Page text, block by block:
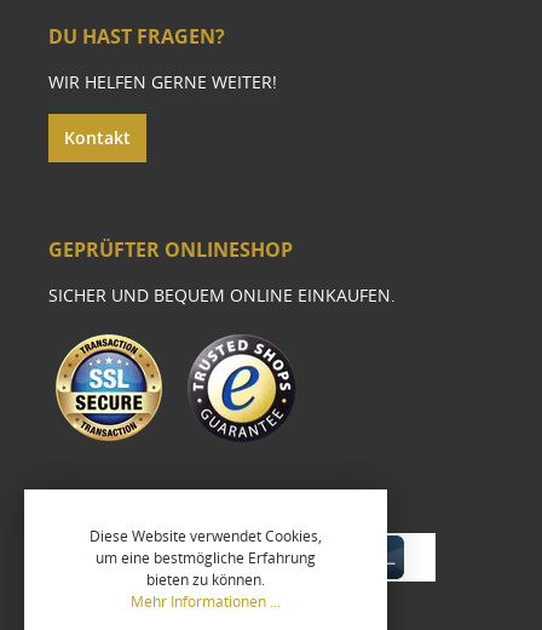
DU HAST FRAGEN?
WIR HELFEN GERNE WEITER!
Kontakt
GEPRÜFTER ONLINESHOP
SICHER UND BEQUEM ONLINE EINKAUFEN.
Diese Website verwendet Cookies,
um eine bestmögliche Erfahrung
bieten zu können.
Mehr Informationen ...